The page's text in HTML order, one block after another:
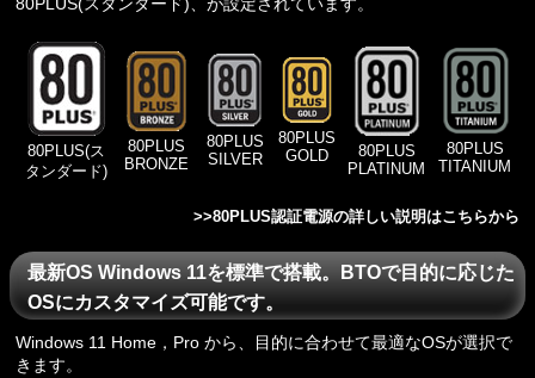
80PLUS(スタンダード)、が設定されています。
80PLUS(ス
タンダード)
80PLUS
BRONZE
80PLUS
SILVER
80PLUS
GOLD
80PLUS
PLATINUM
80PLUS
TITANIUM
>>80PLUS認証電源の詳しい説明はこちらから
最新OS Windows 11を標準で搭載。BTOで目的に応じた
OSにカスタマイズ可能です。
Windows 11 Home，Pro から、目的に合わせて最適なOSが選択で
きます。